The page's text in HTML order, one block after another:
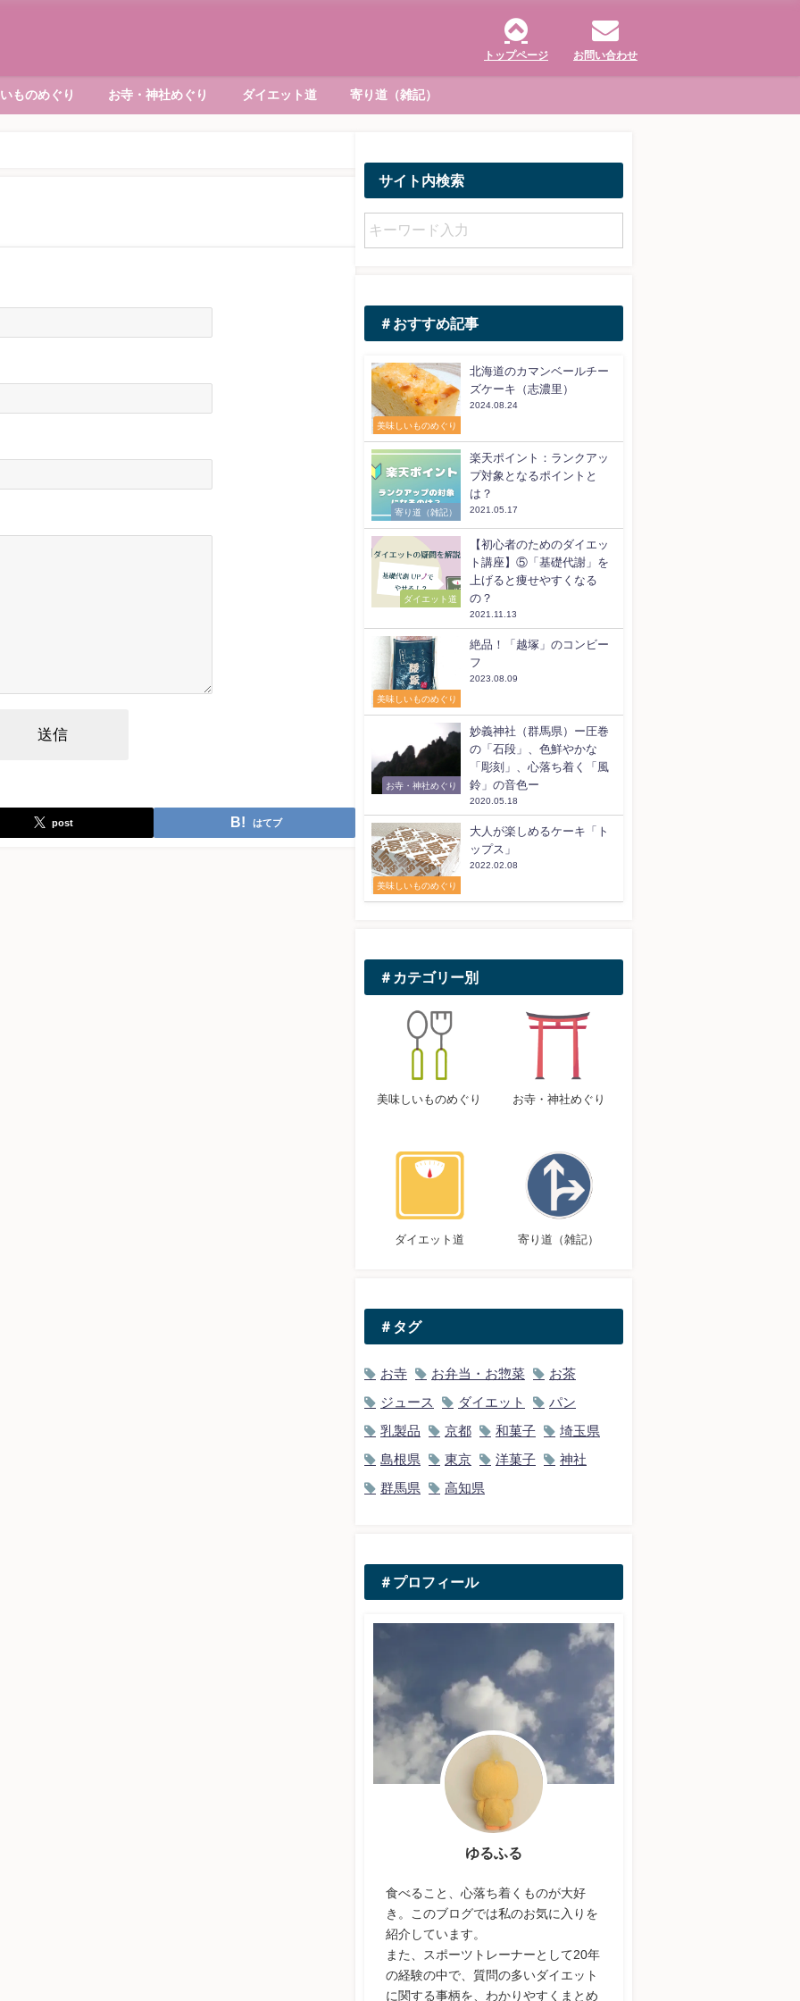
トップページ お問い合わせ
ものめぐり お寺・神社めぐり ダイエット道 寄り道（雑記）
post はてブ
サイト内検索
＃おすすめ記事
美味しいものめぐり
北海道のカマンベールチー
ズケーキ（志濃里）
2024.08.24
寄り道（雑記）
楽天ポイント：ランクアッ
プ対象となるポイントと
は？
2021.05.17
ダイエット道
【初心者のためのダイエッ
ト講座】⑤「基礎代謝」を
上げると痩せやすくなる
の？
2021.11.13
美味しいものめぐり
絶品！「越塚」のコンビー
フ
2023.08.09
お寺・神社めぐり
妙義神社（群馬県）ー圧巻
の「石段」、色鮮やかな
「彫刻」、心落ち着く「風
鈴」の音色ー
2020.05.18
美味しいものめぐり
大人が楽しめるケーキ「ト
ップス」
2022.02.08
＃カテゴリー別
美味しいものめぐり お寺・神社めぐり
ダイエット道 寄り道（雑記）
＃タグ
お寺 お弁当・お惣菜 お茶
ジュース ダイエット パン
乳製品 京都 和菓子 埼玉県
島根県 東京 洋菓子 神社
群馬県 高知県
＃プロフィール
ゆるふる
食べること、心落ち着くものが大好
き。このブログでは私のお気に入りを
紹介しています。
また、スポーツトレーナーとして20年
の経験の中で、質問の多いダイエット
に関する事柄を、わかりやすくまとめ